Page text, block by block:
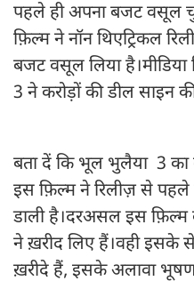
पहले ही अपना बजट वसूल
फ़िल्म ने नॉन थिएट्रिकल
बजट वसूल लिया
3 ने करोड़ों की डील साइन
बता दें कि भूल भुलैया 3
इस फ़िल्म ने रिलीज़ से पहले
डाली है।दरअसल इस फ़िल्म
ने ख़रीद लिए हैं।वही इसके
ख़रीदे हैं, इसके अलावा भूषण